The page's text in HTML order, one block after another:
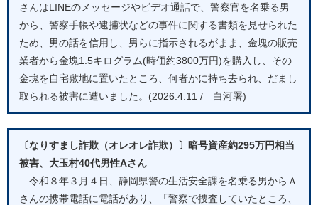
さんはLINEのメッセージやビデオ通話で、警察官を名乗る男
から、警察手帳や逮捕状などの事件に関する書類を見せられた
ため、男の話を信用し、男らに指示されるがまま、金塊の販売
業者から金塊1.5キログラム(時価約3800万円)を購入し、その
金塊を自宅敷地に置いたところ、何者かに持ち去られ、だまし
取られる被害に遭いました。(2026.4.11 / 白河署)
〔なりすまし詐欺（オレオレ詐欺）〕暗号資産約295万円相当
被害、大玉村40代男性Aさん
令和８年３月４日、静岡県警の生活安全課を名乗る男からＡ
さんの携帯電話に電話があり、「警察で捜査していたところ、